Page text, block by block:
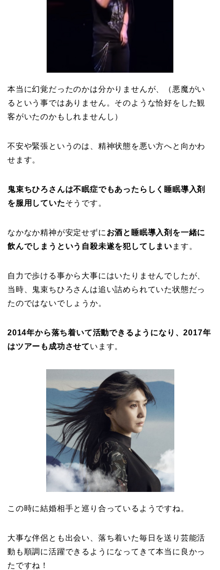
本当に幻覚だったのかは分かりませんが、（悪魔がい
るという事ではありません。そのような恰好をした観
客がいたのかもしれませんし）
不安や緊張というのは、精神状態を悪い方へと向かわ
せます。
鬼束ちひろさんは不眠症でもあったらしく 睡眠導入剤
を服用していたそうです。
なかなか精神が安定せずに お酒と睡眠導入剤を一緒に
飲んでしまうという 自殺未遂を犯してしまい ます。
自力で歩ける事から大事にはいたりませんでしたが、
当時、鬼束ちひろさんは追い詰められていた状態だっ
たのではないでしょうか。
2014年から落ち着いて活動できるようになり、2017年
はツアーも成功させています。
この時に結婚相手と巡り合っているようですね。
大事な伴侶とも出会い、落ち着いた毎日を送り芸能活
動も順調に活躍できるようになってきて本当に良かっ
たですね！